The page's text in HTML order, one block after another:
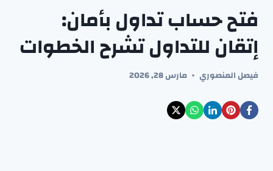
فتح حساب تداول بأمان:
إتقان للتداول تشرح الخطوات
فيصل المنصوري مارس 28, 2026